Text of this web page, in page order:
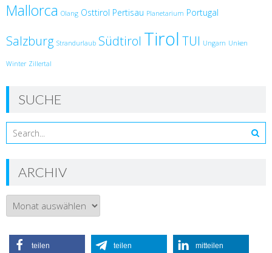
Mallorca Olang Osttirol Pertisau Planetarium Portugal
Salzburg Strandurlaub Südtirol Tirol TUI Ungarn Unken
Winter Zillertal
SUCHE
ARCHIV
Archiv
teilen teilen mitteilen